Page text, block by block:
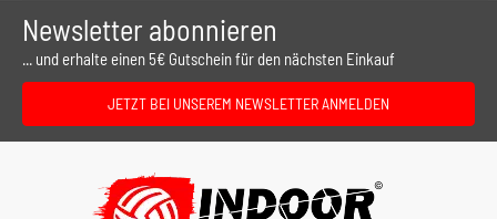
Newsletter abonnieren
... und erhalte einen 5€ Gutschein für den nächsten Einkauf
JETZT BEI UNSEREM NEWSLETTER ANMELDEN